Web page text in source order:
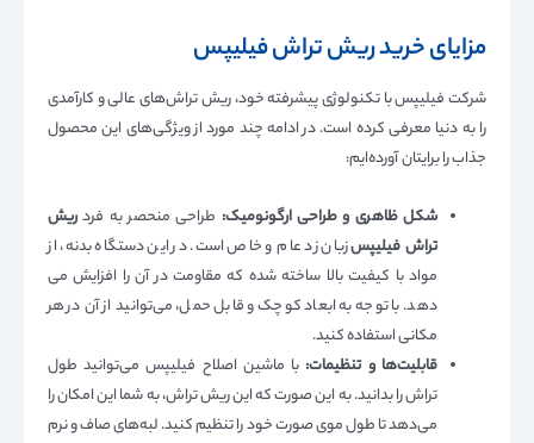
مزایای خرید ریش تراش فیلیپس
شرکت فیلیپس با تکنولوژی پیشرفته خود، ریش تراش‌های عالی و کارآمدی
را به دنیا معرفی کرده است. در ادامه چند مورد از ویژگی‌های این محصول
جذاب را برایتان آورده‌ایم:
شکل ظاهری و طراحی ارگونومیک: طراحی منحصر به فرد ریش
تراش فیلیپسزبان زد عام و خاص است. در این دستگاه بدنه، از
مواد با کیفیت بالا ساخته شده که مقاومت در آن را افزایش می
دهد. با توجه به ابعاد کوچک و قابل حمل، می‌توانید از آن در هر
مکانی استفاده کنید.
قابلیت‌ها و تنظیمات: با ماشین اصلاح فیلیپس می‌توانید طول
تراش را بدانید. به این صورت که این ریش تراش، به شما این امکان را
می‌دهد تا طول موی صورت خود را تنظیم کنید. لبه‌های صاف و نرم